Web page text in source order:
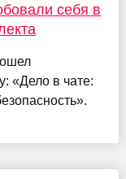
себя в
«Дело в чате: